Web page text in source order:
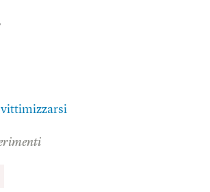
vittimizzarsi